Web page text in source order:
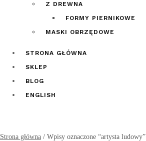
Z DREWNA
FORMY PIERNIKOWE
MASKI OBRZĘDOWE
STRONA GŁÓWNA
SKLEP
BLOG
ENGLISH
Strona główna / Wpisy oznaczone “artysta ludowy”